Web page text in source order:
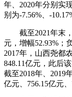
年、2020年分别实
别为-7.56%、-
截至2021年末，
元，增幅52.93%；
2017年，山西尧都
848.11亿元，此后
截至2018年、2019
亿元、756.15亿元、